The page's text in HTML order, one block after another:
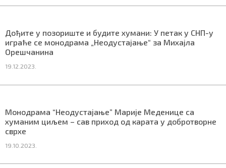
Дођите у позориште и будите хумани: У петак у СНП-у
играће се монодрама „Неодустајање“ за Михајла
Орешчанина
19.12.2023.
Монодрама “Неодустајање” Марије Меденице са
хуманим циљем – сав приход од карата у добротворне
сврхе
19.10.2023.
СРБИЈА
СВЕТ
ЖИВОТ И СТИЛ
ПРАТИТЕ НАС